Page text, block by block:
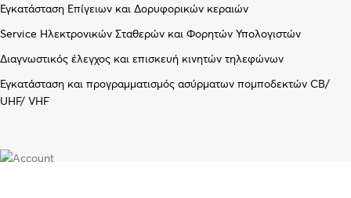
Εγκατάσταση Επίγειων και Δορυφορικών κεραιών
Service Ηλεκτρονικών Σταθερών και Φορητών Υπολογιστών
Διαγνωστικός έλεγχος και επισκευή κινητών τηλεφώνων
Εγκατάσταση και προγραμματισμός ασύρματων πομποδεκτών CB/
UHF/ VHF